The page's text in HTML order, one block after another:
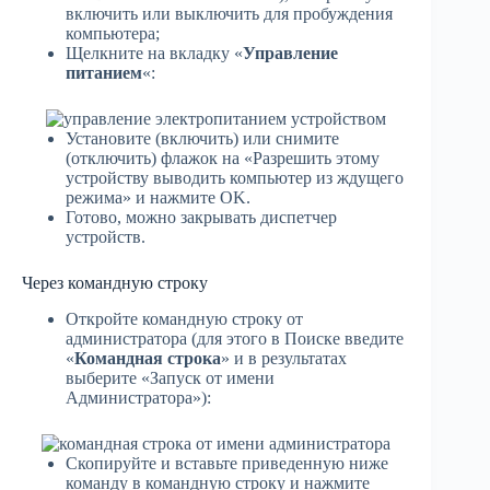
включить или выключить для пробуждения
компьютера;
Щелкните на вкладку «Управление
питанием«:
Установите (включить) или снимите
(отключить) флажок на «Разрешить этому
устройству выводить компьютер из ждущего
режима» и нажмите OK.
Готово, можно закрывать диспетчер
устройств.
Через командную строку
Откройте командную строку от
администратора (для этого в Поиске введите
«Командная строка» и в результатах
выберите «Запуск от имени
Администратора»):
Скопируйте и вставьте приведенную ниже
команду в командную строку и нажмите